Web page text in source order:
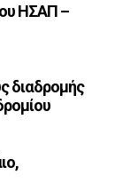
ΗΣΑΠ –
διαδρομής